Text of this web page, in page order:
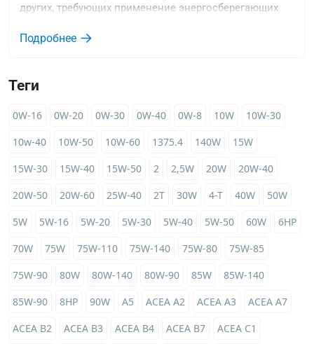
Теги
0W-16 0W-20 0W-30 0W-40 0W-8 10W
10W-30
10w-40
10W-50 10W-60 1375.4 140W
15W
15W-30
15W-40 15W-50 2 2,5W 20W
20W-40
20W-50
20W-60 25W-40 2T 30W 4-T 40W
50W
5W
5W-16 5W-20 5W-30 5W-40 5W-50 60W
6HP
70W
75W 75W-110 75W-140 75W-80
75W-85
75W-90
80W 80W-140 80W-90 85W
85W-140
85W-90
8HP 90W A5 ACEA A2 ACEA A3
ACEA A7
ACEA B2
ACEA B3 ACEA B4 ACEA B7
ACEA C1
других, требующих применение энергосберегающих
Подробнее